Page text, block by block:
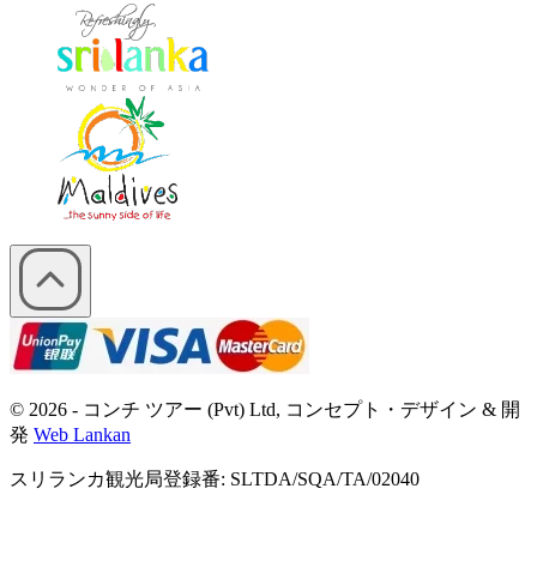
© 2026 - コンチ ツアー (Pvt) Ltd, コンセプト・デザイン & 開
発 Web Lankan
スリランカ観光局登録番: SLTDA/SQA/TA/02040